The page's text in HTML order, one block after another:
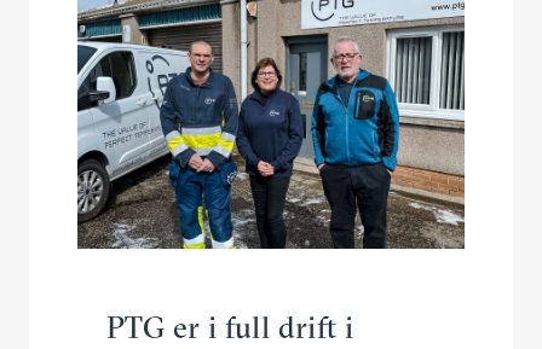
PTG er i full drift i